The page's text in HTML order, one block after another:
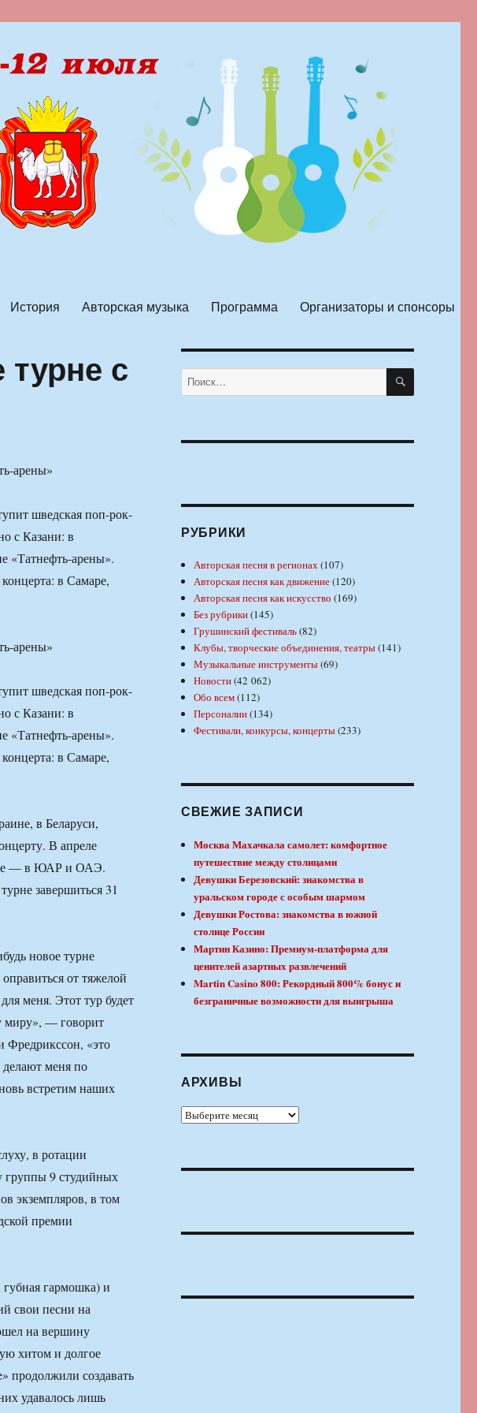
История Авторская музыка Программа Организаторы и спонсоры
с
арены»
шведская поп-рок-
с Казани: в
«Татнефть-арены».
в Самаре,
арены»
шведская поп-рок-
с Казани: в
«Татнефть-арены».
в Самаре,
в Беларуси,
В апреле
— в ЮАР и ОАЭ.
завершиться 31
новое турне
от тяжелой
меня. Этот тур будет
миру», — говорит
Фредрикссон, «это
меня по
встретим наших
в ротации
группы 9 студийных
экземпляров, в том
премии
губная гармошка) и
свои песни на
на вершину
хитом и долгое
продолжили создавать
удавалось лишь
Искать: ПОИСК
РУБРИКИ
Авторская песня в регионах(107)
Авторская песня как движение(120)
Авторская песня как искусство (169)
Без рубрики(145)
Грушинский фестиваль(82)
Клубы, творческие объединения, театры(141)
Музыкальные инструменты(69)
Новости(42 062)
Обо всем(112)
Персоналии(134)
Фестивали, конкурсы, концерты(233)
СВЕЖИЕ ЗАПИСИ
Москва Махачкала самолет: комфортное
путешествие между столицами
Девушки Березовский: знакомства в
уральском городе с особым шармом
Девушки Ростова: знакомства в южной
столице России
Мартин Казино: Премиум-платформа для
ценителей азартных развлечений
Martin Casino 800: Рекордный 800% бонус и
безграничные возможности для выигрыша
АРХИВЫ
Архивы